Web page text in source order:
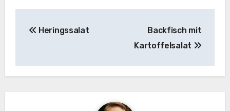
Heringssalat
Backfisch mit
Kartoffelsalat